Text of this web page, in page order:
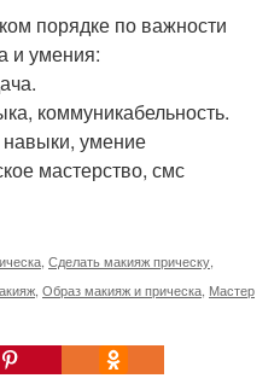
порядке по важности
и умения:
коммуникабельность.
умение
мастерство, смс
, Сделать макияж прическу,
, Образ макияж и прическа, Мастер